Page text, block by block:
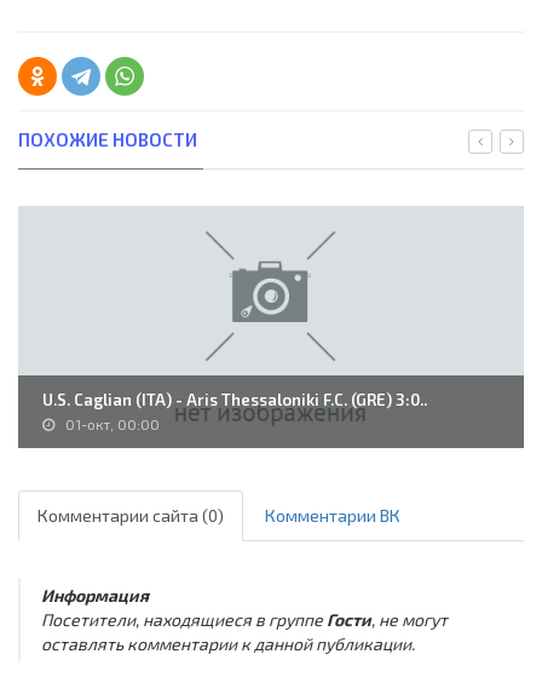
ПОХОЖИЕ НОВОСТИ
U.S. Caglian (ITA) - Aris Thessaloniki F.C. (GRE) 3:0..
01-окт, 00:00
Комментарии сайта (0) Комментарии ВК
Информация
Посетители, находящиеся в группе Гости, не могут
оставлять комментарии к данной публикации.